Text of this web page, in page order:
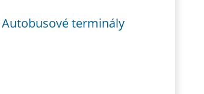
Autobusové terminály